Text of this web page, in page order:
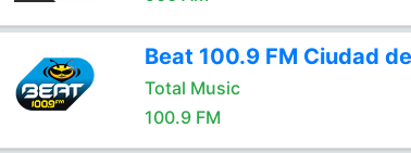
Beat 100.9 FM Ciudad
Total Music
100.9 FM